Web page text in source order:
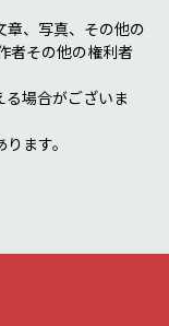
、写真、その他の
者その他の権利者
場合がございま
ます。